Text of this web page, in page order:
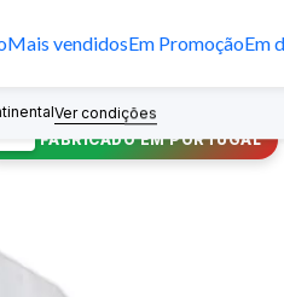
Mais vendidosEm PromoçãoEm
Ver condições
FABRICADO EM PORTUGAL